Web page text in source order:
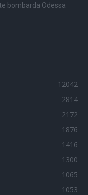
bombarda Odessa
12042
2814
2172
1876
1416
1300
1065
1053